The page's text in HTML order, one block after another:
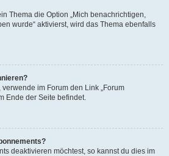
Thema die Option „Mich benachrichtigen,
wurde“ aktivierst, wird das Thema ebenfalls
im Forum den Link „Forum
Ende der Seite befindet.
deaktivieren möchtest, so kannst du dies im